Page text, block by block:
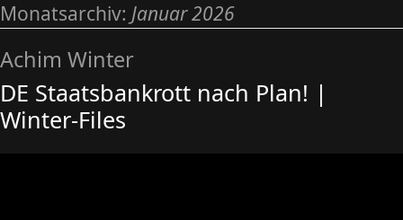
Monatsarchiv: Januar 2026
Achim Winter
DE Staatsbankrott nach Plan! |
Winter-Files